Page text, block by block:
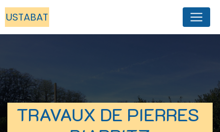
USTABAT
TRAVAUX DE PIERRES
Panneau de gestion des cookies